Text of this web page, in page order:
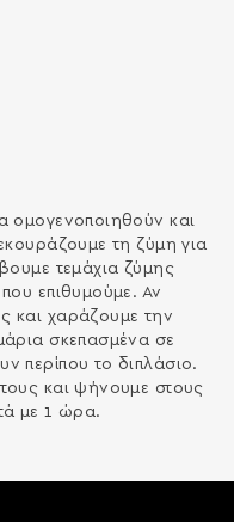
ομογενοποιηθούν και
τη ζύμη για
τεμάχια ζύμης
επιθυμούμε. Αν
και χαράζουμε την
σκεπασμένα σε
περίπου το διπλάσιο.
και ψήνουμε στους
με 1 ώρα.